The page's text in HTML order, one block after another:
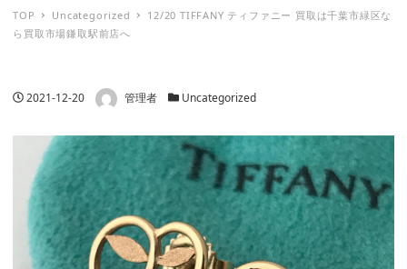
TOP Uncategorized
12/20 TIFFANY ティファニー 買取は千葉市緑区な
ら買取市場鎌取駅前店へ
投稿日
2021-12-20 著者 管理者 カテゴリー
Uncategorized